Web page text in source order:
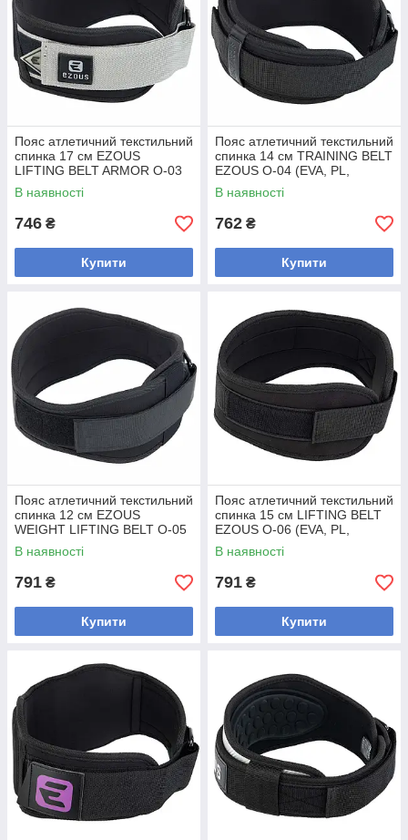
Пояс атлетичний текстильний
спинка 17 см EZOUS
LIFTING BELT ARMOR O-03
(EVA, PL, шир.17 см, розмір
S-L,
В наявності
746 ₴
Купити
Пояс атлетичний текстильний
спинка 14 см TRAINING BELT
EZOUS O-04 (EVA, PL,
шир.14 см, розмір S-L, l-68-
101 см,
В наявності
762 ₴
Купити
Пояс атлетичний текстильний
спинка 12 см EZOUS
WEIGHT LIFTING BELT O-05
(EVA, PL, шир.12 см, розмір
S-L,
В наявності
791 ₴
Купити
Пояс атлетичний текстильний
спинка 15 см LIFTING BELT
EZOUS O-06 (EVA, PL,
шир.15 см, розмір S-L, l-78-
102 см,
В наявності
791 ₴
Купити